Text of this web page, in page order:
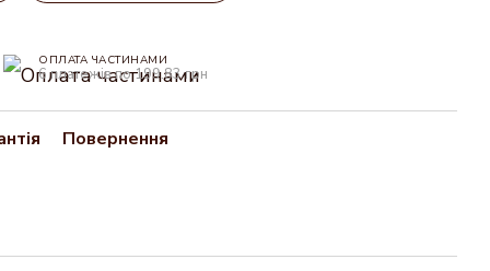
ОПЛАТА ЧАСТИНАМИ
6 платежів по 199.83 грн
Повернення